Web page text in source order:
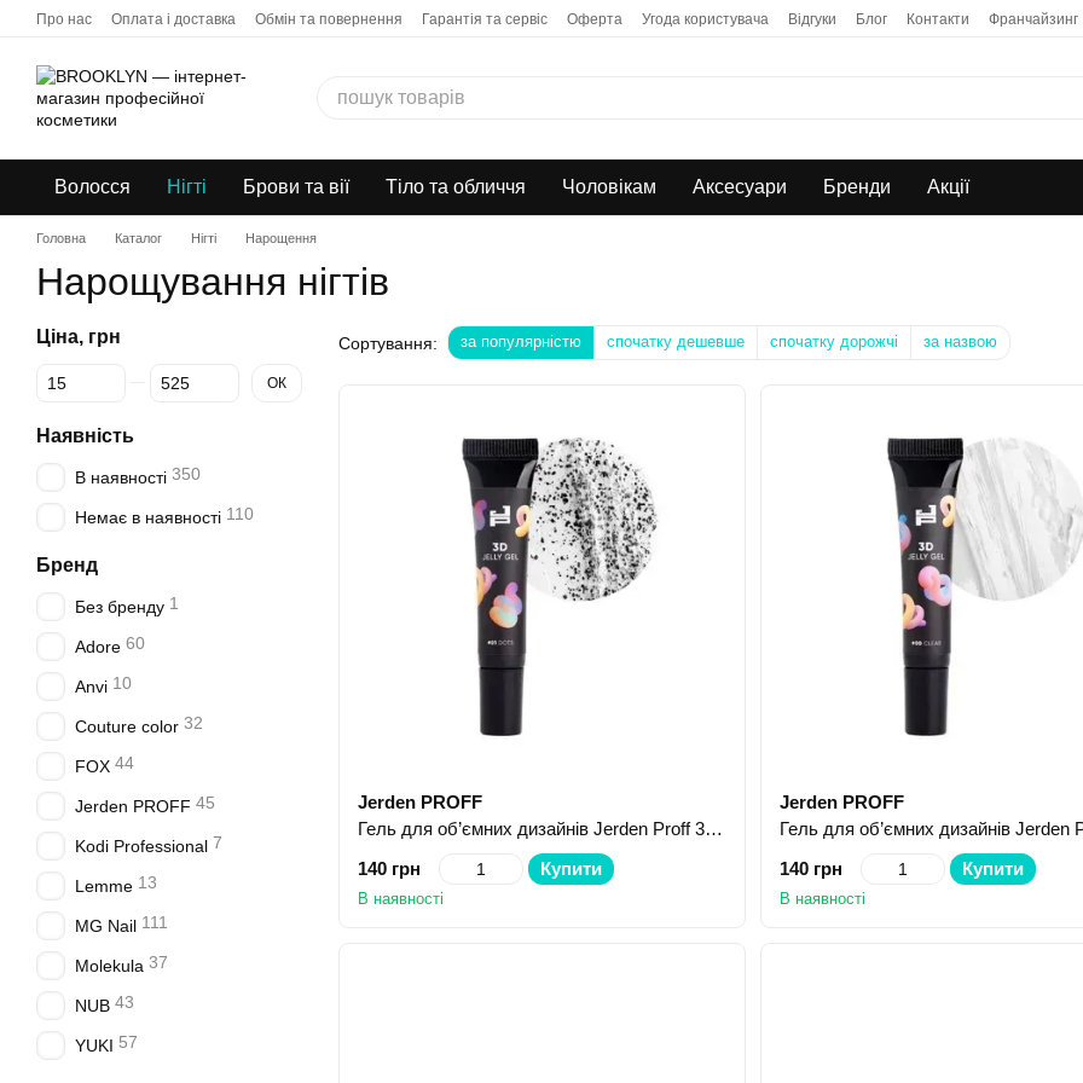
Перейти до основного контенту
Про нас Оплата і доставка Обмін та повернення Гарантія та сервіс Оферта Угода користувача Відгуки Блог Контакти
Франчайзинг
Волосся Нігті Брови та вії Тіло та обличчя Чоловікам Аксесуари Бренди Акції
Головна Каталог Нігті Нарощення
Нарощування нігтів
Сортування: за популярністю спочатку дешевше спочатку дорожчі за назвою
Jerden PROFF
Гель для об’ємних дизайнів Jerden Proff 3D Jelly Gel №01 Dots 8 г
140 грн
Купити
В наявності
Jerden PROFF
140 грн Купити
В наявності
Ціна, грн
Від Ціна, грн
До Ціна, грн ОК
Наявність
В наявності 350
Немає в наявності 110
Бренд
Без бренду 1
Adore 60
Anvi 10
Couture color 32
FOX 44
Jerden PROFF 45
Kodi Professional 7
Lemme 13
MG Nail 111
Molekula 37
NUB 43
YUKI 57